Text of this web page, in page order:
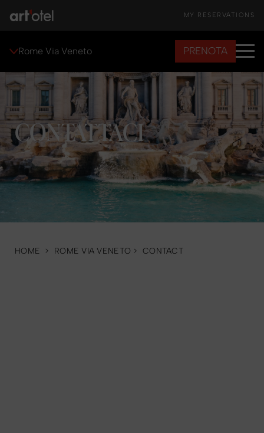
MY RESERVATIONS
Rome Via Veneto PRENOTA
CONTATTACI
HOME > ROME VIA VENETO > CONTACT